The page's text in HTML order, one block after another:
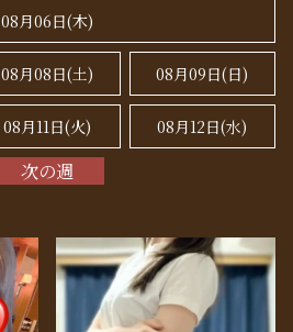
08月06日(木)
08月08日(土) 08月09日(日)
08月11日(火) 08月12日(水)
次の週